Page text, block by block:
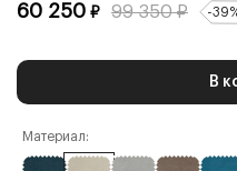
60 250 ₽ 99 350₽ -39
В
Материал: